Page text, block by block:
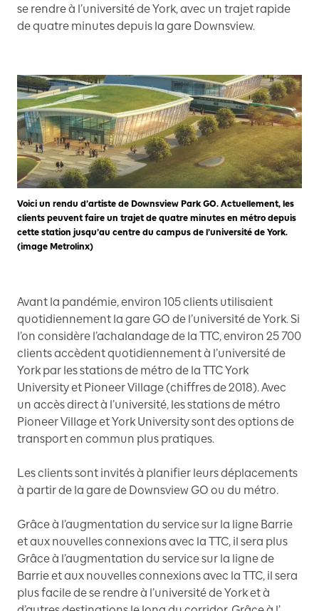
se rendre à l’université de York, avec un trajet rapide
de quatre minutes depuis la gare Downsview.
Voici un rendu d’artiste de Downsview Park GO. Actuellement, les
clients peuvent faire un trajet de quatre minutes en métro depuis
cette station jusqu’au centre du campus de l’université de York.
(image Metrolinx)
Avant la pandémie, environ 105 clients utilisaient
quotidiennement la gare GO de l’université de York. Si
l’on considère l’achalandage de la TTC, environ 25 700
clients accèdent quotidiennement à l’université de
York par les stations de métro de la TTC York
University et Pioneer Village (chiffres de 2018). Avec
un accès direct à l’université, les stations de métro
Pioneer Village et York University sont des options de
transport en commun plus pratiques.
Les clients sont invités à planifier leurs déplacements
à partir de la gare de Downsview GO ou du métro.
Grâce à l’augmentation du service sur la ligne Barrie
et aux nouvelles connexions avec la TTC, il sera plus
Grâce à l’augmentation du service sur la ligne de
Barrie et aux nouvelles connexions avec la TTC, il sera
plus facile de se rendre à l’université de York et à